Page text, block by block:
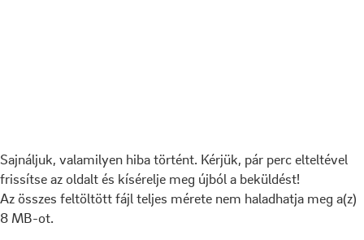
Sajnáljuk, valamilyen hiba történt. Kérjük, pár perc elteltével
frissítse az oldalt és kísérelje meg újból a beküldést!
Az összes feltöltött fájl teljes mérete nem haladhatja meg a(z)
8 MB-ot.